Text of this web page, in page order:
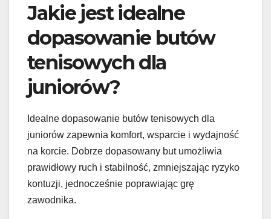
Jakie jest idealne
dopasowanie butów
tenisowych dla
juniorów?
Idealne dopasowanie butów tenisowych dla
juniorów zapewnia komfort, wsparcie i wydajność
na korcie. Dobrze dopasowany but umożliwia
prawidłowy ruch i stabilność, zmniejszając ryzyko
kontuzji, jednocześnie poprawiając grę
zawodnika.